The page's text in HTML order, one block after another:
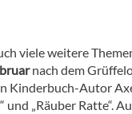
viele weitere
nach dem
Kinderbuch-Autor
und „Räuber Ratte“.